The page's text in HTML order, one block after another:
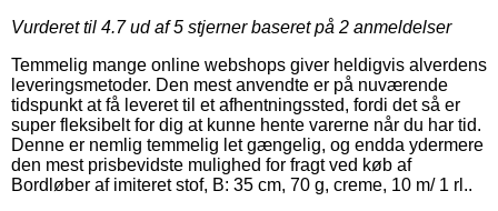
Vurderet til 4.7ud af 5 stjerner baseret på 2 anmeldelser
Temmelig mange online webshops giver heldigvis alverdens
leveringsmetoder. Den mest anvendte er på nuværende
tidspunkt at få leveret til et afhentningssted, fordi det så er
super fleksibelt for dig at kunne hente varerne når du har tid.
Denne er nemlig temmelig let gængelig, og endda ydermere
den mest prisbevidste mulighed for fragt ved køb af
Bordløber af imiteret stof, B: 35 cm, 70 g, creme, 10 m/ 1 rl..